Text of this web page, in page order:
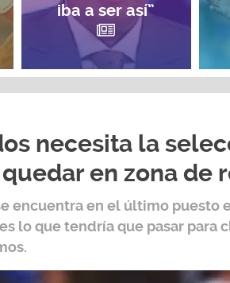
iba a ser así”
necesita la
en zona de
encuentra en el último puesto
lo que tendría que pasar para